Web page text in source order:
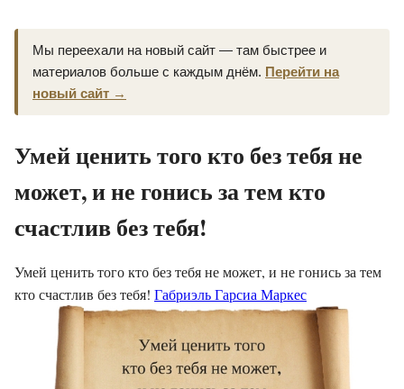
Мы переехали на новый сайт — там быстрее и
материалов больше с каждым днём. Перейти на
новый сайт →
Умей ценить того кто без тебя не
может, и не гонись за тем кто
счастлив без тебя!
Умей ценить того кто без тебя не может, и не гонись за тем
кто счастлив без тебя! Габриэль Гарсиа Маркес